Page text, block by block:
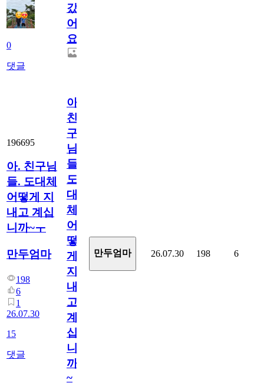
0
댓글
갔
어
요.
196695
아. 친구님
들. 도대체
어떻게 지
내고 계십
니까~ㅜ
만두엄마
198
6
1
26.07.30
15
댓글
아.
친
구
님
들.
도
대
체
어
떻
게
지
내
고
계
십
니
까
~
만두엄마 26.07.30 198 6